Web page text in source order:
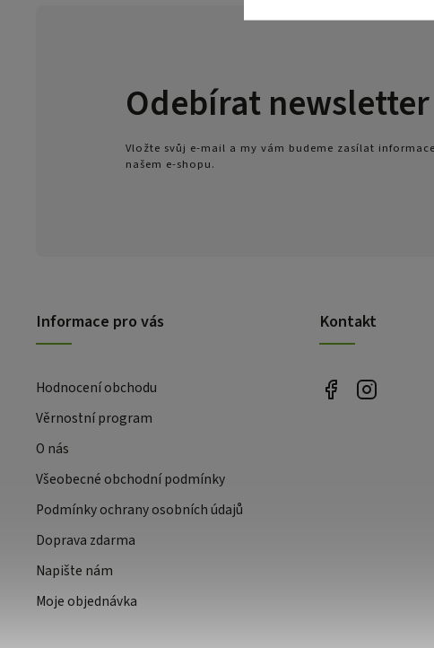
Odebírat newsletter
Vložte svůj e-mail a my vám budeme zasílat
našem e-shopu.
Informace pro vás
Hodnocení obchodu
Věrnostní program
O nás
Všeobecné obchodní podmínky
Podmínky ochrany osobních údajů
Doprava zdarma
Napište nám
Moje objednávka
Kontakt